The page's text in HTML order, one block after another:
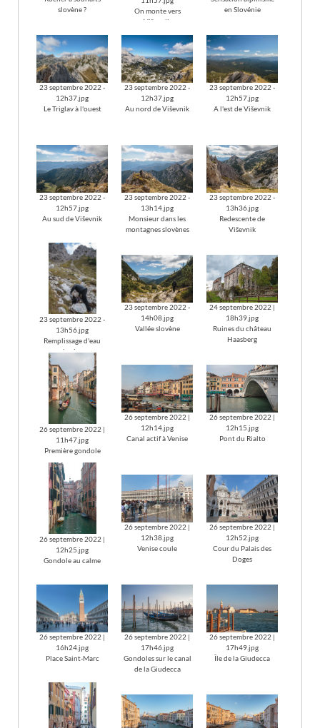
slovène ?
On monte vers
Viševnik
en Slovénie
23 septembre 2022 -
12h37.jpg
Le Triglav à l'ouest
23 septembre 2022 -
12h37.jpg
Au nord de Viševnik
23 septembre 2022 -
12h57.jpg
A l'est de Viševnik
23 septembre 2022 -
12h57.jpg
Au sud de Viševnik
23 septembre 2022 -
13h14.jpg
Monsieur dans les
montagnes slovènes
23 septembre 2022 -
13h36.jpg
Redescente de
Viševnik
23 septembre 2022 -
13h56.jpg
Remplissage d'eau
slovène
23 septembre 2022 -
14h08.jpg
Vallée slovène
24 septembre 2022 |
18h39.jpg
Ruines du château
Haasberg
26 septembre 2022 |
11h47.jpg
Première gondole
26 septembre 2022 |
12h14.jpg
Canal actif à Venise
26 septembre 2022 |
12h15.jpg
Pont du Rialto
26 septembre 2022 |
12h25.jpg
Gondole au calme
26 septembre 2022 |
12h38.jpg
Venise coule
26 septembre 2022 |
12h52.jpg
Cour du Palais des
Doges
26 septembre 2022 |
16h24.jpg
Place Saint-Marc
26 septembre 2022 |
17h46.jpg
Gondoles sur le canal
de la Giudecca
26 septembre 2022 |
17h49.jpg
Île de la Giudecca